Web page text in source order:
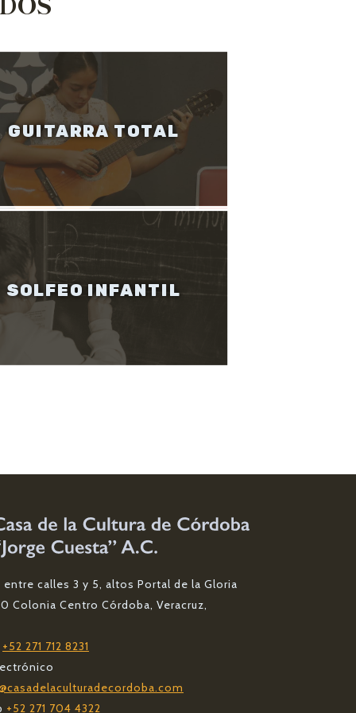
GUITARRA TOTAL
SOLFEO INFANTIL
entre calles 3 y 5, altos Portal de la Gloria
Colonia Centro Córdoba, Veracruz,
+52 271 712 8231
+52 271 704 4322